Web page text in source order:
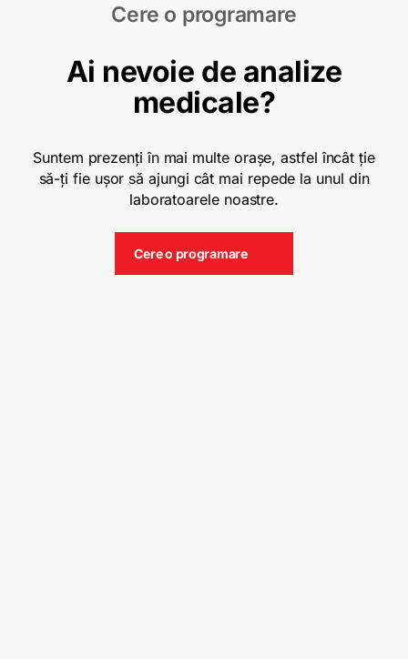
Cere o programare
Ai nevoie de analize
medicale?
Suntem prezenți în mai multe orașe, astfel încât ție
să-ți fie ușor să ajungi cât mai repede la unul din
laboratoarele noastre.
Cere o programare